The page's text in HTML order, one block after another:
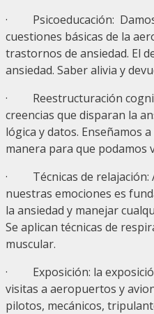
· Psicoeducación:
cuestiones básicas de la
trastornos de ansiedad. El
ansiedad. Saber alivia y
· Reestructuración
creencias que disparan la
lógica y datos. Enseñamos
manera para que podamos
· Técnicas de relajación:
nuestras emociones es
la ansiedad y manejar
Se aplican técnicas de
muscular.
· Exposición: la
visitas a aeropuertos y
pilotos, mecánicos,